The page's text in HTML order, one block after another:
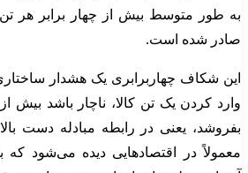
به طور متوسط بیش از چهار برابر هر
صادر شده است.
این شکاف چهاربرابری یک هشدار
وارد کردن یک تن کالا، ناچار باشد بیش
بفروشد، یعنی در رابطه مبادله دست
معمولاً در اقتصادهایی دیده می‌شود